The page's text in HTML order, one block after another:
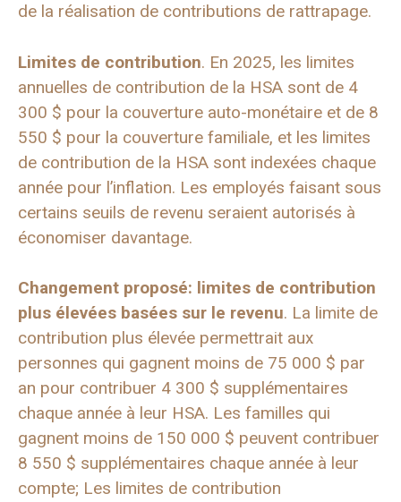
de la réalisation de contributions de rattrapage.
Limites de contribution. En 2025, les limites
annuelles de contribution de la HSA sont de 4
300 $ pour la couverture auto-monétaire et de 8
550 $ pour la couverture familiale, et les limites
de contribution de la HSA sont indexées chaque
année pour l’inflation. Les employés faisant sous
certains seuils de revenu seraient autorisés à
économiser davantage.
Changement proposé: limites de contribution
plus élevées basées sur le revenu. La limite de
contribution plus élevée permettrait aux
personnes qui gagnent moins de 75 000 $ par
an pour contribuer 4 300 $ supplémentaires
chaque année à leur HSA. Les familles qui
gagnent moins de 150 000 $ peuvent contribuer
8 550 $ supplémentaires chaque année à leur
compte; Les limites de contribution